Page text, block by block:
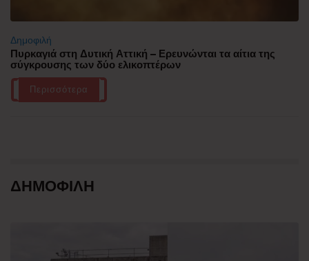
Δημοφιλή
Πυρκαγιά στη Δυτική Αττική – Ερευνώνται τα αίτια της
σύγκρουσης των δύο ελικοπτέρων
Περισσότερα
ΔΗΜΟΦΙΛΗ